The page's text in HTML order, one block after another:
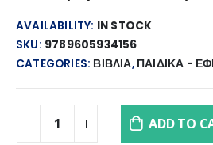
AVAILABILITY: IN STOCK
SKU: 9789605934156
CATEGORIES: ΒΙΒΛΙΑ, ΠΑΙΔΙΚΑ -
ADD TO